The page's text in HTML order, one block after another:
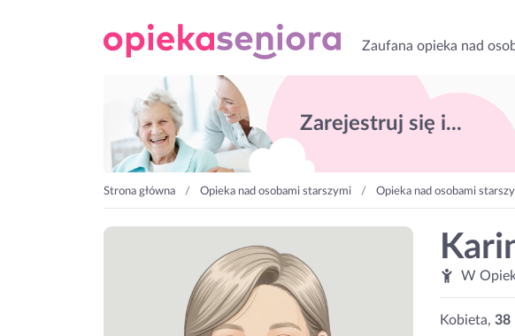
Zaufana opieka nad
Zarejestruj się i...
Strona główna Opieka nad osobami starszymi Opieka nad osobami
W
Kobieta, 38